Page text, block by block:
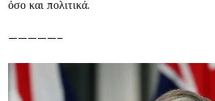
όσο και πολιτικά.
—————–